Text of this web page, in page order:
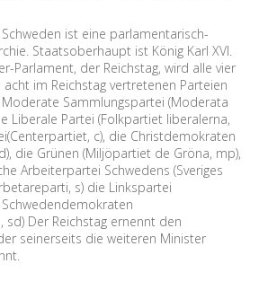
Schweden ist eine parlamentarisch-
Staatsoberhaupt ist König Karl XVI.
Parlament, der Reichstag, wird alle vier
acht im Reichstag vertretenen Parteien
Sammlungspartei (Moderata
Liberale Partei (Folkpartiet liberalerna,
c), die Christdemokraten
die Grünen (Miljöpartiet de Gröna, mp),
Arbeiterpartei Schwedens (Sveriges
s) die Linkspartei
sd) Der Reichstag ernennt den
seinerseits die weiteren Minister